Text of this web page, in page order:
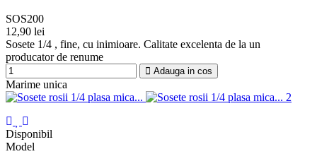
SOS200
12,90 lei
Negru
Sosete 1/4 , fine, cu inimioare. Calitate excelenta de la un
producator de renume
Adauga in cos
Marime unica
Disponibil
Model